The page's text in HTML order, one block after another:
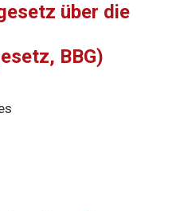
über die
BBG)